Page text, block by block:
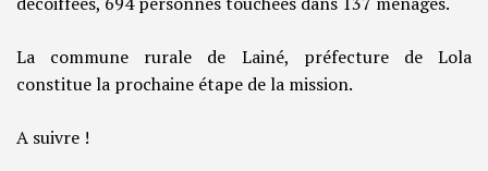
La commune rurale de Lainé, préfecture de Lola
constitue la prochaine étape de la mission.
A suivre !